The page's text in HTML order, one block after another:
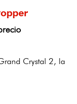
Crystal 2, la